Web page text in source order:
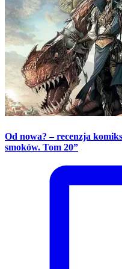
Od nowa? – recenzja
smoków. Tom 20”